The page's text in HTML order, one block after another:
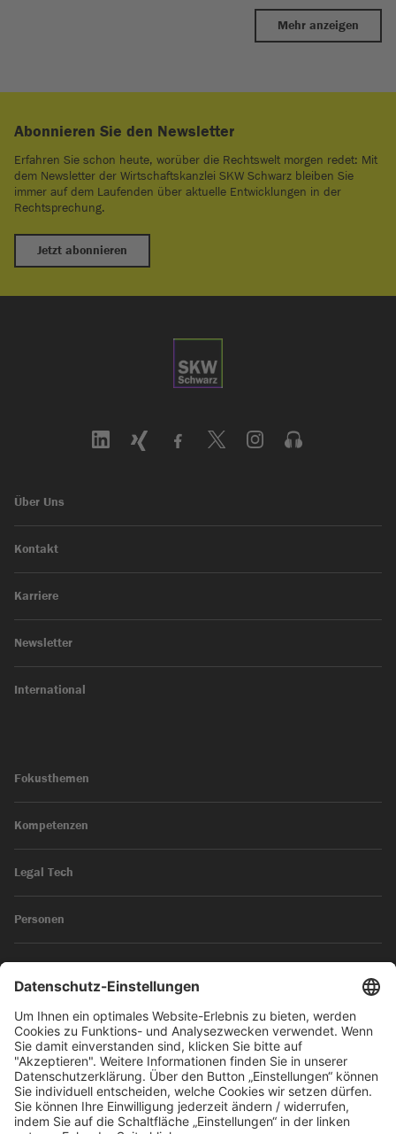
Mehr anzeigen
Abonnieren Sie den Newsletter
Erfahren Sie schon heute, worüber die Rechtswelt morgen redet: Mit
dem Newsletter der Wirtschaftskanzlei SKW Schwarz bleiben Sie
immer auf dem Laufenden über aktuelle Entwicklungen in der
Rechtsprechung.
Jetzt abonnieren
Über Uns
Kontakt
Karriere
Newsletter
International
Fokusthemen
Kompetenzen
Legal Tech
Personen
News